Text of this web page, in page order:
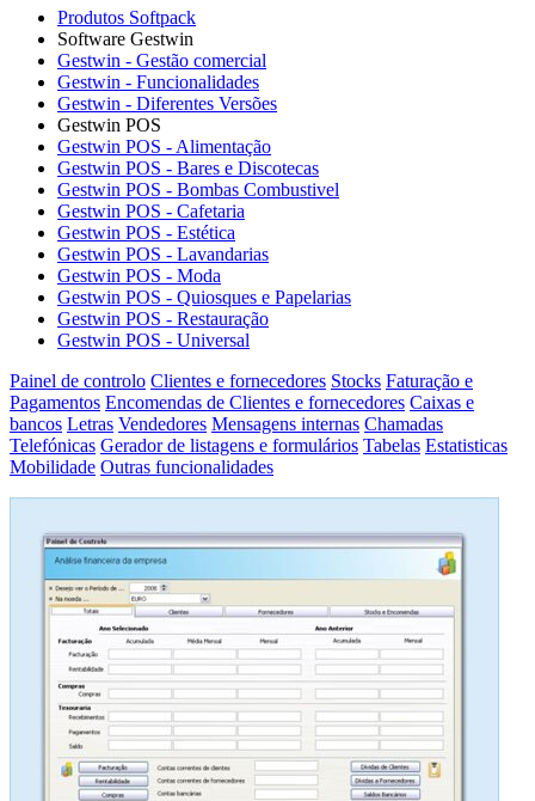
Produtos Softpack
Software Gestwin
Gestwin - Gestão comercial
Gestwin - Funcionalidades
Gestwin - Diferentes Versões
Gestwin POS
Gestwin POS - Alimentação
Gestwin POS - Bares e Discotecas
Gestwin POS - Bombas Combustivel
Gestwin POS - Cafetaria
Gestwin POS - Estética
Gestwin POS - Lavandarias
Gestwin POS - Moda
Gestwin POS - Quiosques e Papelarias
Gestwin POS - Restauração
Gestwin POS - Universal
Painel de controlo Clientes e fornecedores Stocks Faturação e
Pagamentos Encomendas de Clientes e fornecedores Caixas e
bancos Letras Vendedores Mensagens internas Chamadas
Telefónicas Gerador de listagens e formulários Tabelas Estatisticas
Mobilidade Outras funcionalidades